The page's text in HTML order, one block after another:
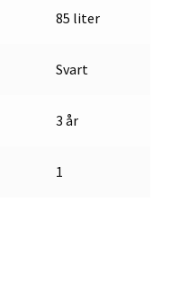
85 liter
Svart
3 år
1